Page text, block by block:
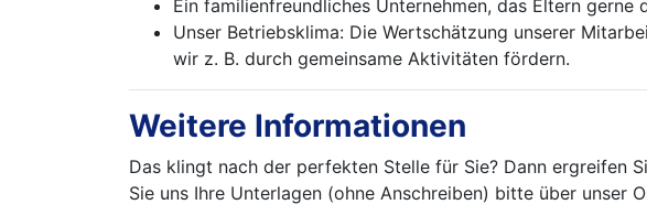
Ein familienfreundliches Unternehmen, das Eltern gerne
Unser Betriebsklima: Die Wertschätzung unserer
wir z. B. durch gemeinsame Aktivitäten fördern.
Weitere Informationen
Das klingt nach der perfekten Stelle für Sie? Dann ergreifen
Sie uns Ihre Unterlagen (ohne Anschreiben) bitte über unser